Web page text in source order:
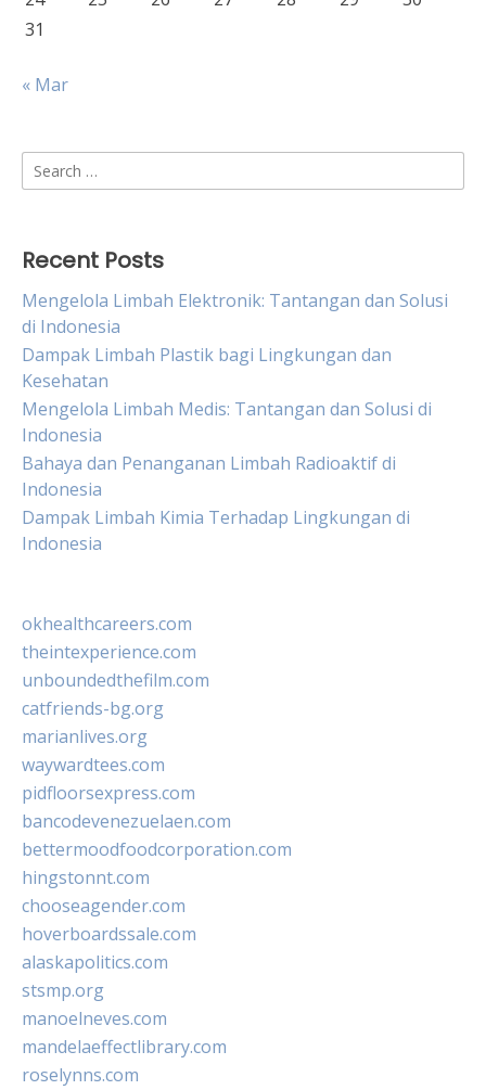
31
« Mar
Search
for:
Recent Posts
Mengelola Limbah Elektronik: Tantangan dan Solusi
di Indonesia
Dampak Limbah Plastik bagi Lingkungan dan
Kesehatan
Mengelola Limbah Medis: Tantangan dan Solusi di
Indonesia
Bahaya dan Penanganan Limbah Radioaktif di
Indonesia
Dampak Limbah Kimia Terhadap Lingkungan di
Indonesia
okhealthcareers.com
theintexperience.com
unboundedthefilm.com
catfriends-bg.org
marianlives.org
waywardtees.com
pidfloorsexpress.com
bancodevenezuelaen.com
bettermoodfoodcorporation.com
hingstonnt.com
chooseagender.com
hoverboardssale.com
alaskapolitics.com
stsmp.org
manoelneves.com
mandelaeffectlibrary.com
roselynns.com